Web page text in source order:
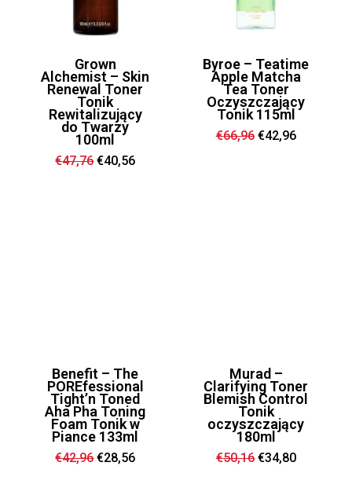
Grown
Alchemist – Skin
Renewal Toner
Tonik
Rewitalizujący
do Twarzy
100ml
€47,76Ursprünglicher
Preis
€40,56Aktueller
Byroe – Teatime
Apple Matcha
Tea Toner
Oczyszczający
Tonik 115ml
€66,96 Ursprünglicher
Preis
€42,96Aktueller
Benefit – The
POREfessional
Tight’n Toned
Aha Pha Toning
Foam Tonik w
Piance 133ml
€42,96Ursprünglicher
Preis
€28,56Aktueller
Murad –
Clarifying Toner
Blemish Control
Tonik
oczyszczający
180ml
€50,16 Ursprünglicher
Preis
€34,80Aktueller